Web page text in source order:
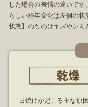
した場合の表情の違いで
らしい経年変化は左側の
状態】のものはキズやシミ
日焼けが起こる主な原